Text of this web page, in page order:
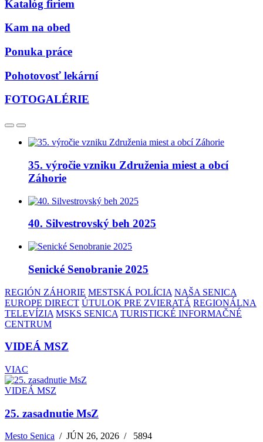
Katalóg firiem
Kam na obed
Ponuka práce
Pohotovosť lekární
FOTOGALÉRIE
35. výročie vzniku Združenia miest a obcí
Záhorie
40. Silvestrovský beh 2025
Senické Senobranie 2025
REGIÓN ZÁHORIE MESTSKÁ POLÍCIA NAŠA SENICA
EUROPE DIRECT ÚTULOK PRE ZVIERATÁ REGIONÁLNA
TELEVÍZIA MSKS SENICA TURISTICKÉ INFORMAČNÉ
CENTRUM
VIDEÁ MSZ
VIAC
VIDEÁ MSZ
25. zasadnutie MsZ
Mesto Senica /JÚN 26, 2026 / 5894